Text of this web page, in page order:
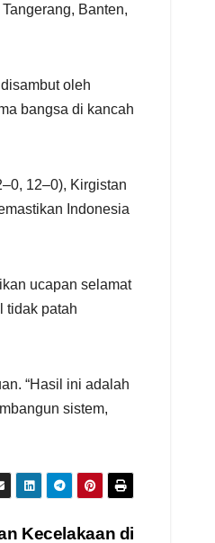
Banten,
oleh
bangsa di kancah
12–0), Kirgistan
Indonesia
ucapan selamat
tidak patah
“Hasil ini adalah
sistem,
Kecelakaan di